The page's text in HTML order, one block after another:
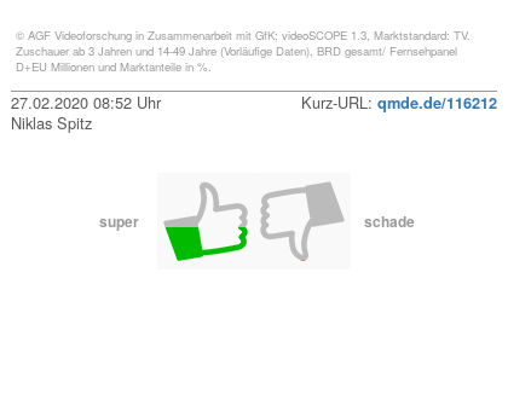
© AGF Videoforschung in Zusammenarbeit mit GfK; videoSCOPE 1.3, Marktstandard: TV.
Zuschauer ab 3 Jahren und 14-49 Jahre (Vorläufige Daten), BRD gesamt/ Fernsehpanel
D+EU Millionen und Marktanteile in %.
27.02.2020 08:52 Uhr Kurz-URL: qmde.de/116212
Niklas Spitz
super schade